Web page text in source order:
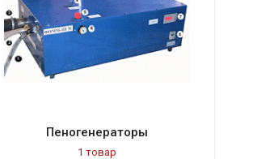
Пеногенераторы
1 товар